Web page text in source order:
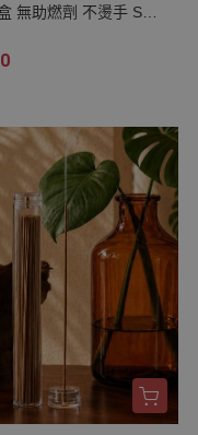
原木磨粉 天然香 環保
靜坐 打坐 冥想 祭祀